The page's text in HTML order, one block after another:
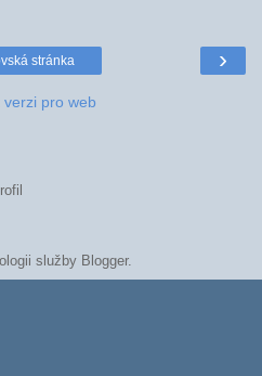
›
stránka
pro web
služby Blogger.